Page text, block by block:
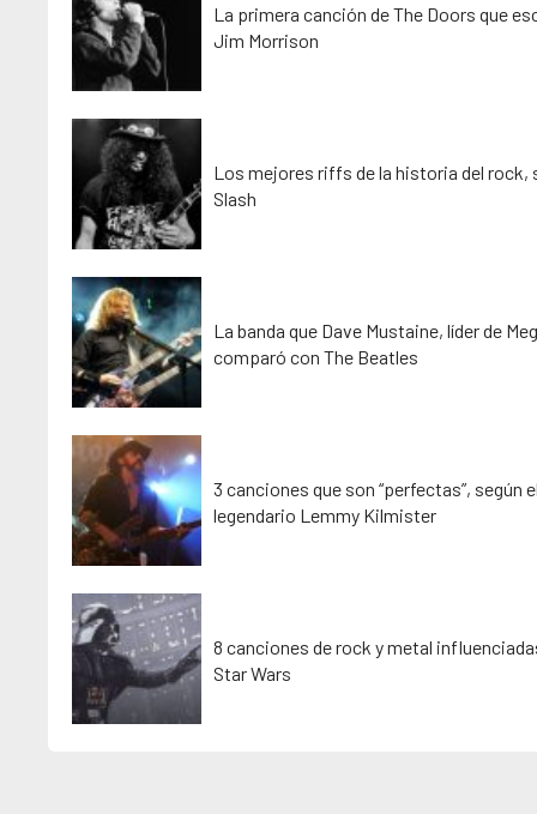
La primera canción de The Doors que
Jim Morrison
Los mejores riffs de la historia del rock,
Slash
La banda que Dave Mustaine, líder de
comparó con The Beatles
3 canciones que son “perfectas”, según
legendario Lemmy Kilmister
8 canciones de rock y metal
Star Wars